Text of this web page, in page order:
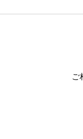
日本人向けに講演
ご